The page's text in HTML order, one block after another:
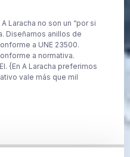
Laracha no son un “por si
Diseñamos anillos de
a UNE 23500.
a normativa.
{En A Laracha preferimos
vale más que mil